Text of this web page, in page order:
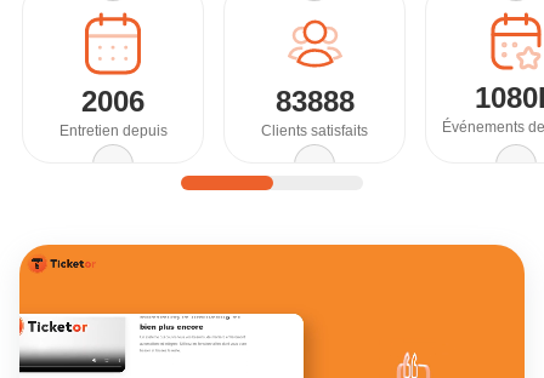
2006
Entretien depuis
83888
Clients satisfaits Événements